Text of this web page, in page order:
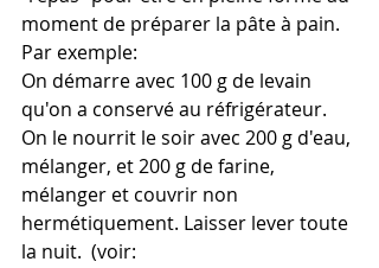
moment de préparer la pâte à pain.
Par exemple:
On démarre avec 100 g de levain
qu'on a conservé au réfrigérateur.
On le nourrit le soir avec 200 g d'eau,
mélanger, et 200 g de farine,
mélanger et couvrir non
hermétiquement. Laisser lever toute
la nuit.  (voir: